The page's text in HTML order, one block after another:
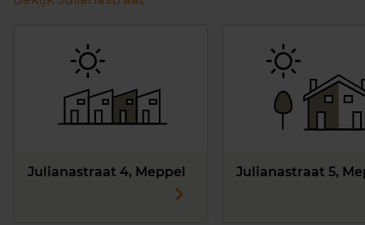
Julianastraat 4, Meppel Julianastraat 5,